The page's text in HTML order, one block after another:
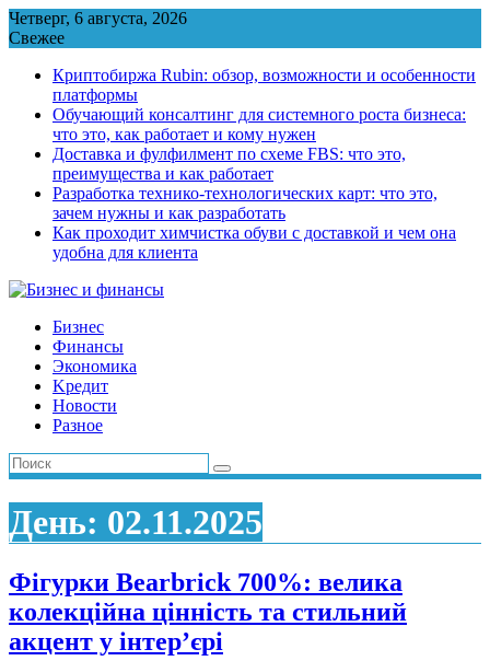
Перейти
к
Четверг, 6 августа, 2026
Свежее
Криптобиржа Rubin: обзор, возможности и особенности
платформы
Обучающий консалтинг для системного роста бизнеса:
что это, как работает и кому нужен
Доставка и фулфилмент по схеме FBS: что это,
преимущества и как работает
Разработка технико-технологических карт: что это,
зачем нужны и как разработать
Как проходит химчистка обуви с доставкой и чем она
удобна для клиента
Бизнес
Финансы
Экономика
Kредит
Новости
Разное
День: 02.11.2025
Фігурки Bearbrick 700%: велика
колекційна цінність та стильний
акцент у інтер’єрі